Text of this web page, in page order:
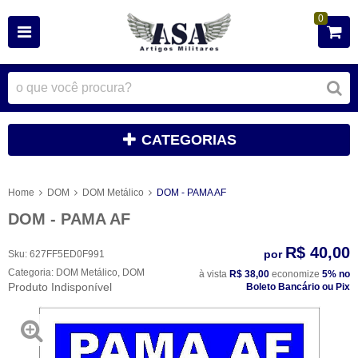
0
CATEGORIAS
Home DOM DOM Metálico DOM - PAMA AF
DOM - PAMA AF
Sku: 627FF5ED0F991
Categoria: DOM Metálico DOM
Produto Indisponível
por R$ 40,00
à vista R$ 38,00 economize 5% no
Boleto Bancário ou Pix